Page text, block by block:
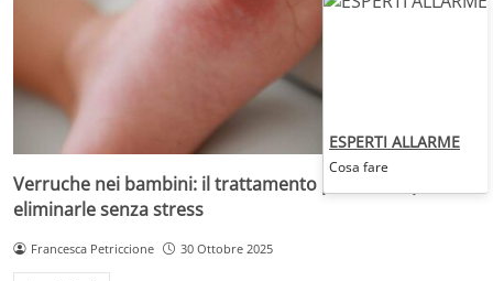
Verruche nei bambini: il trattamento più adatto per
eliminarle senza stress
Francesca Petriccione 30 Ottobre 2025
ESPERTI ALLARME
Cosa fare